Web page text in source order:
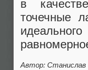
в
точечные
Автор: Станислав